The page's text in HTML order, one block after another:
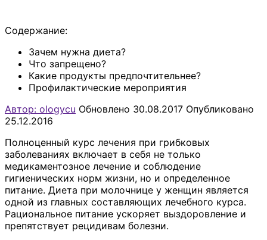
Содержание:
Зачем нужна диета?
Что запрещено?
Какие продукты предпочтительнее?
Профилактические мероприятия
Автор: ologycu Обновлено 30.08.2017 Опубликовано
25.12.2016
Полноценный курс лечения при грибковых
заболеваниях включает в себя не только
медикаментозное лечение и соблюдение
гигиенических норм жизни, но и определенное
питание. Диета при молочнице у женщин является
одной из главных составляющих лечебного курса.
Рациональное питание ускоряет выздоровление и
препятствует рецидивам болезни.